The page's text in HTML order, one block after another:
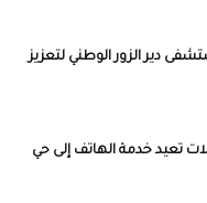
دير الزور الوطني لتعزيز
الاتصالات تعيد خدمة الهاتف إلى حي